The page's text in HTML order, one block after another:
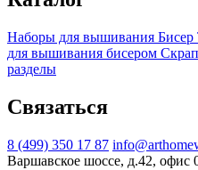
Наборы для вышивания Бисер
для вышивания бисером
разделы
Связаться
8 (499) 350 17 87
Варшавское шоссе, д.42, офис